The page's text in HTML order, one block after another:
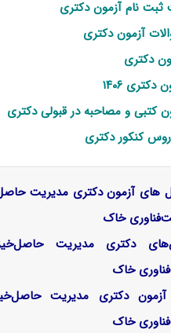
نام آزمون دکتری
آزمون دکتری
دکتری
۱۴۰۶
کتبی و مصاحبه در قبولی دکتری
کنکور دکتری
های آزمون دکتری مدیریت
خاک
دکتریمدیریت
خاک
آزمون دکتری مدیریت
خاک